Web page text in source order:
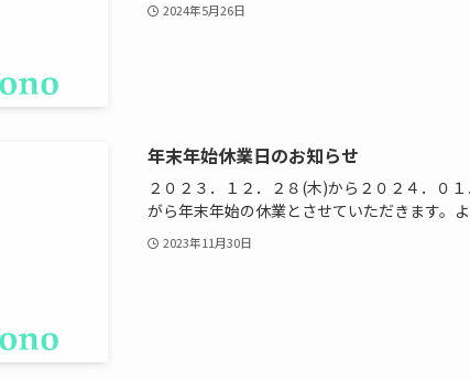
2024年5月26日
年末年始休業日のお知らせ
２０２３．１２．２８(木)から２０２４．０
がら年末年始の休業とさせていただきます。
2023年11月30日